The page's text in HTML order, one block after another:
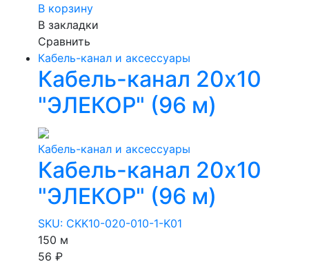
В корзину
В закладки
Сравнить
Кабель-канал и аксессуары
Кабель-канал 20х10
"ЭЛЕКОР" (96 м)
Кабель-канал и аксессуары
Кабель-канал 20х10
"ЭЛЕКОР" (96 м)
SKU: CKK10-020-010-1-K01
150 м
56 ₽